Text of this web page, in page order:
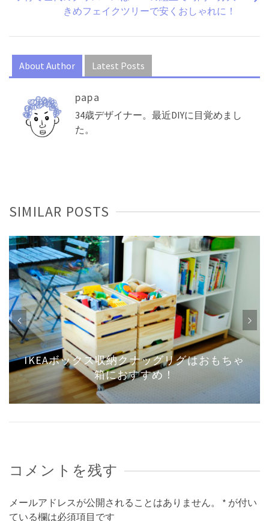
きめフェイクツリーで安くおしゃれに！
About Author Latest Posts
papa
34歳デザイナー。最近DIYに目覚めまし
た。
SIMILAR POSTS
大きめファミリープールを買ってみた！子
どもが十分に楽しめたのでレビュー
コメントを残す
メールアドレスが公開されることはありません。 * が付い
ている欄は必須項目です